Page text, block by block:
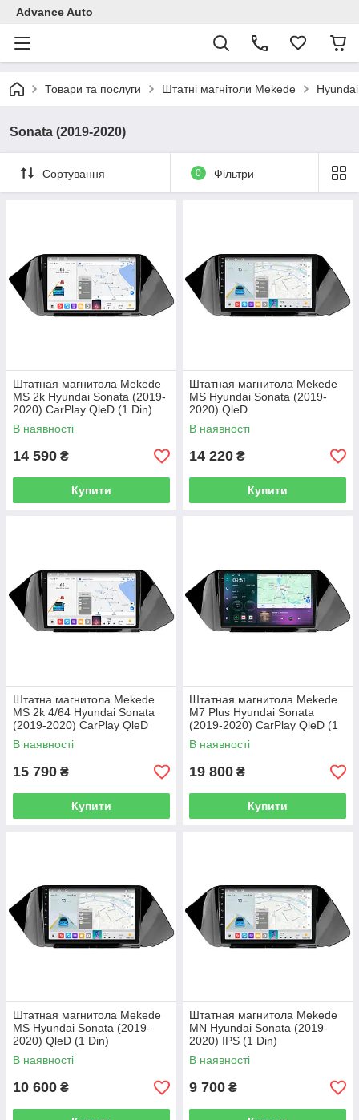
Advance Auto
Товари та послуги Штатні магнітоли Mekede Hyundai
Sonata (2019-2020)
Сортування 0 Фільтри
Штатная магнитола Mekede
MS 2k Hyundai Sonata (2019-
2020) CarPlay QleD (1 Din)
В наявності
14 590 ₴
Купити
Штатная магнитола Mekede
MS Hyundai Sonata (2019-
2020) QleD
В наявності
14 220 ₴
Купити
Штатна магнитола Mekede
MS 2k 4/64 Hyundai Sonata
(2019-2020) CarPlay QleD
В наявності
15 790 ₴
Купити
Штатная магнитола Mekede
M7 Plus Hyundai Sonata
(2019-2020) CarPlay QleD (1
Din)
В наявності
19 800 ₴
Купити
Штатная магнитола Mekede
MS Hyundai Sonata (2019-
2020) QleD (1 Din)
В наявності
10 600 ₴
Штатная магнитола Mekede
MN Hyundai Sonata (2019-
2020) IPS (1 Din)
В наявності
9 700 ₴